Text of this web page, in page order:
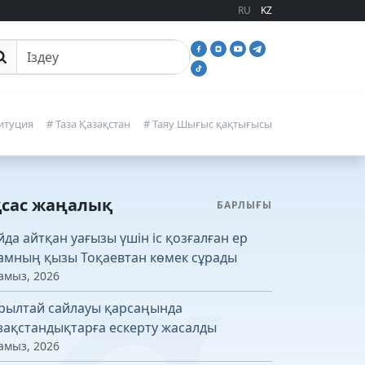
RU KZ
іздеу
# Таза Қазақстан # Таяу Шығыс қақтығысы
жаңалық БАРЛЫҒЫ
айтқан уағызы үшін іс қозғалған ер
қызы Тоқаевтан көмек сұрады
2026
сайлауы қарсаңында
ескерту жасалды
2026